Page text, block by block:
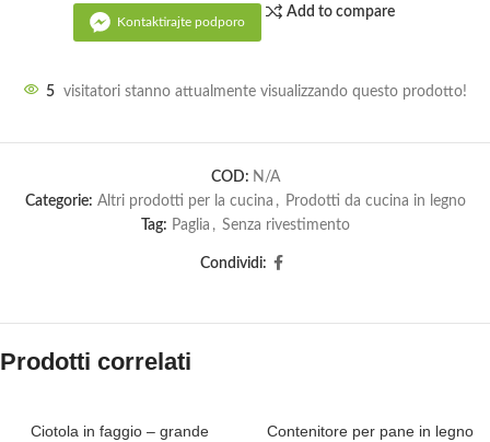
Kontaktirajte podporo
Add to compare
5 visitatori stanno attualmente visualizzando questo prodotto!
COD: N/A
Categorie: Altri prodotti per la cucina ,
Prodotti da cucina in legno
Tag: Paglia , Senza rivestimento
Condividi:
Prodotti correlati
Ciotola in faggio – grande Contenitore per pane in legno